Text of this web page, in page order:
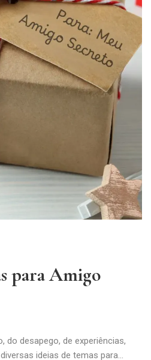
para Amigo
desapego, de experiências,
ideias de temas para...